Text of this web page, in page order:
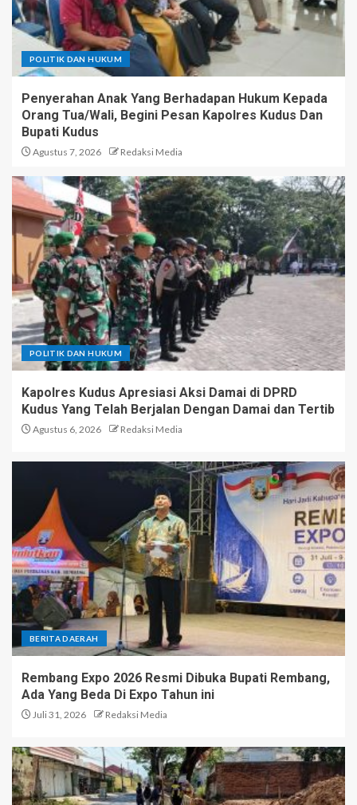
POLITIK DAN HUKUM
Penyerahan Anak Yang Berhadapan Hukum Kepada
Orang Tua/Wali, Begini Pesan Kapolres Kudus Dan
Bupati Kudus
Agustus 7, 2026 Redaksi Media
POLITIK DAN HUKUM
Kapolres Kudus Apresiasi Aksi Damai di DPRD
Kudus Yang Telah Berjalan Dengan Damai dan Tertib
Agustus 6, 2026 Redaksi Media
BERITA DAERAH
Rembang Expo 2026 Resmi Dibuka Bupati Rembang,
Ada Yang Beda Di Expo Tahun ini
Juli 31, 2026 Redaksi Media